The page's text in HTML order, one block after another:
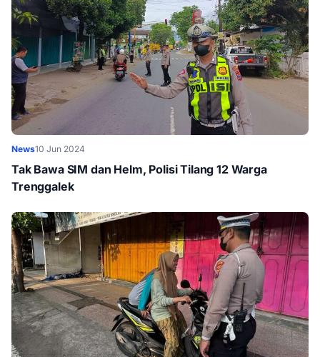
News10 Jun 2024
Tak Bawa SIM dan Helm, Polisi Tilang 12 Warga
Trenggalek